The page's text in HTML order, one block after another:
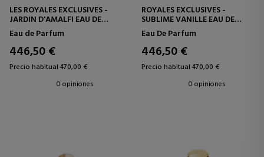
LES ROYALES EXCLUSIVES -
JARDIN D'AMALFI EAU DE
PARFUM
Eau de Parfum
446,50 €
Precio habitual 470,00 €
0 opiniones
ROYALES EXCLUSIVES -
SUBLIME VANILLE EAU DE
PARFUM
Eau De Parfum
446,50 €
Precio habitual 470,00 €
0 opiniones